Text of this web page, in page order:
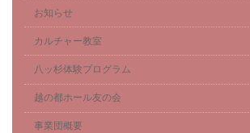
お知らせ
カルチャー教室
八ッ杉体験プログラム
越の都ホール友の会
事業団概要